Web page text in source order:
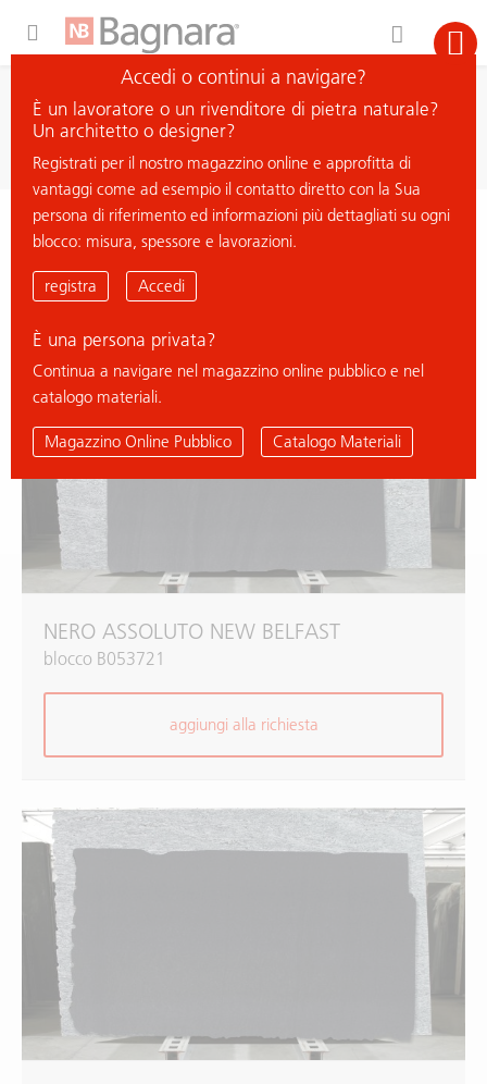
cerca materiale
< ritorna all'elenco
NERO ASSOLUTO NEW BELFAST
NERO ASSOLUTO NEW BELFAST
blocco B053721
aggiungi alla richiesta
Accedi o continui a navigare?
È un lavoratore o un rivenditore di pietra naturale?
Un architetto o designer?
Registrati per il nostro magazzino online e approfitta di
vantaggi come ad esempio il contatto diretto con la Sua
persona di riferimento ed informazioni più dettagliati su ogni
blocco: misura, spessore e lavorazioni.
registra Accedi
È una persona privata?
Continua a navigare nel magazzino online pubblico e nel
catalogo materiali.
Magazzino Online Pubblico Catalogo Materiali